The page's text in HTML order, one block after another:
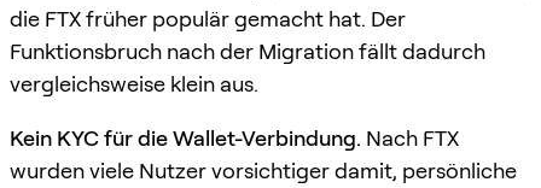
die FTX früher populär gemacht hat. Der
Funktionsbruch nach der Migration fällt dadurch
vergleichsweise klein aus.
Kein KYC für die Wallet-Verbindung. Nach FTX
wurden viele Nutzer vorsichtiger damit, persönliche